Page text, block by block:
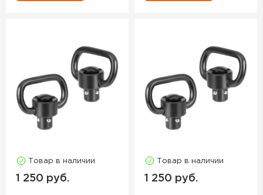
Товар в наличии
1 250 руб.
Товар в наличии
1 250 руб.